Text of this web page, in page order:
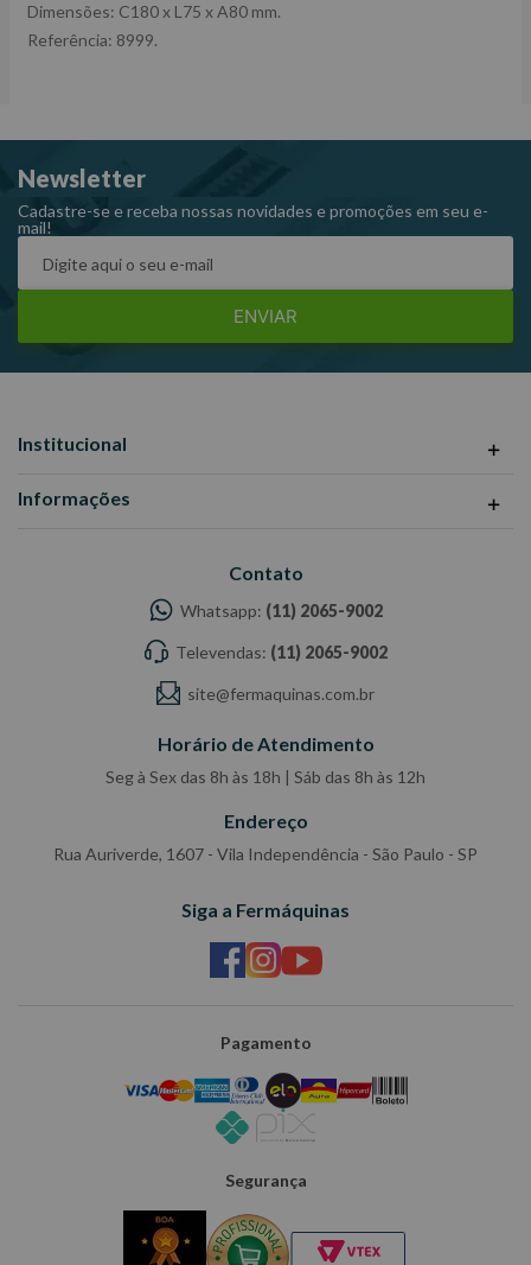
Dimensões: C180 x L75 x A80 mm.
Referência: 8999.
Newsletter
Cadastre-se e receba nossas novidades e promoções em seu e-
mail!
ENVIAR
Institucional
Informações
Contato
Whatsapp: (11) 2065-9002
Televendas: (11) 2065-9002
site@fermaquinas.com.br
Horário de Atendimento
Seg à Sex das 8h às 18h | Sáb das 8h às 12h
Endereço
Rua Auriverde, 1607 - Vila Independência - São Paulo - SP
Siga a Fermáquinas
Pagamento
Segurança